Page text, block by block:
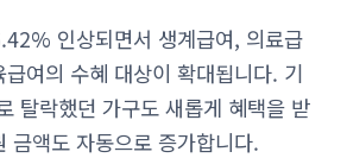
인상되면서 생계급여, 의료급
여의 수혜 대상이 확대됩니다. 기
탈락했던 가구도 새롭게 혜택을 받
금액도 자동으로 증가합니다.